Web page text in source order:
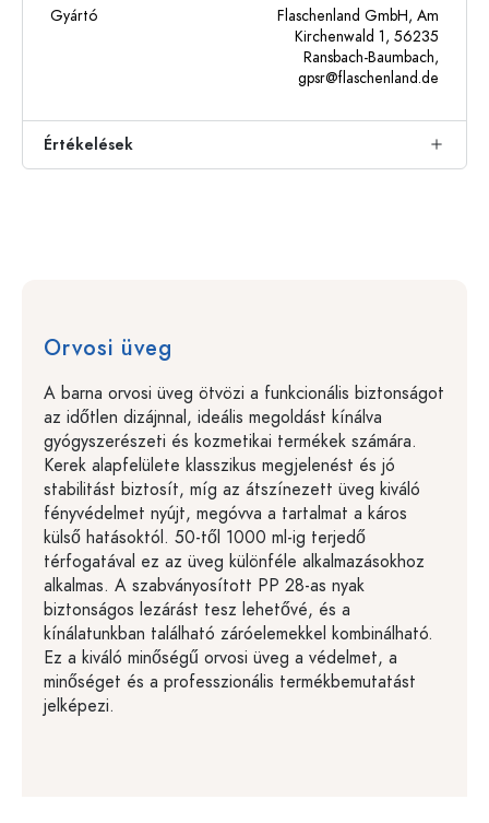
Gyártó
Flaschenland GmbH, Am
Kirchenwald 1, 56235
Ransbach-Baumbach,
gpsr@flaschenland.de
Értékelések
Orvosi üveg
A barna orvosi üveg ötvözi a funkcionális biztonságot
az időtlen dizájnnal, ideális megoldást kínálva
gyógyszerészeti és kozmetikai termékek számára.
Kerek alapfelülete klasszikus megjelenést és jó
stabilitást biztosít, míg az átszínezett üveg kiváló
fényvédelmet nyújt, megóvva a tartalmat a káros
külső hatásoktól. 50-től 1000 ml-ig terjedő
térfogatával ez az üveg különféle alkalmazásokhoz
alkalmas. A szabványosított PP 28-as nyak
biztonságos lezárást tesz lehetővé, és a
kínálatunkban található záróelemekkel kombinálható.
Ez a kiváló minőségű orvosi üveg a védelmet, a
minőséget és a professzionális termékbemutatást
jelképezi.